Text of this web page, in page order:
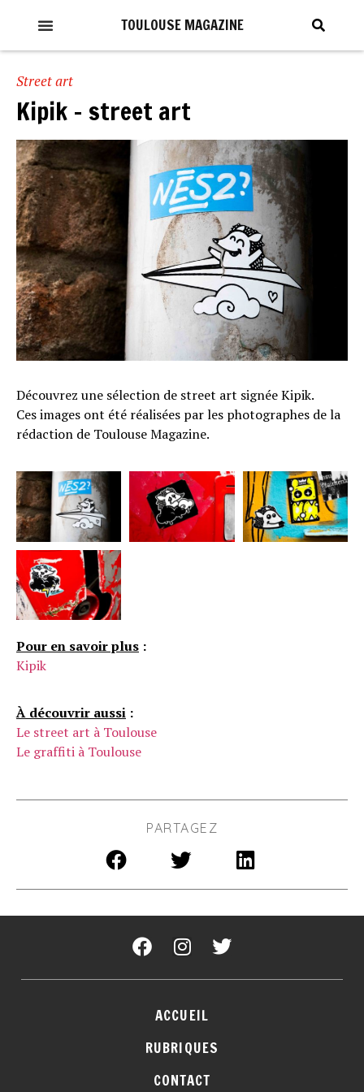
TOULOUSE MAGAZINE
Street art
Kipik – street art
Découvrez une sélection de street art signée Kipik.
Ces images ont été réalisées par les photographes de la
rédaction de Toulouse Magazine.
Pour en savoir plus :
Kipik
À découvrir aussi :
Le street art à Toulouse
Le graffiti à Toulouse
PARTAGEZ
ACCUEIL
RUBRIQUES
CONTACT